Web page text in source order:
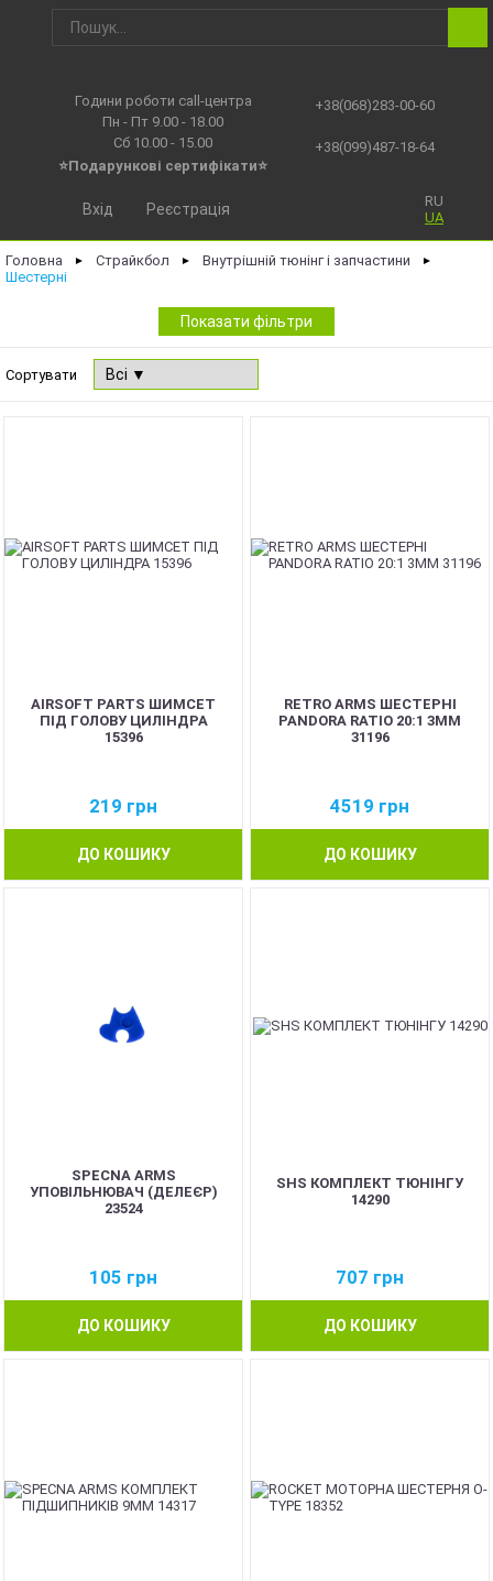
Години роботи call-центра
Пн - Пт 9.00 - 18.00
Сб 10.00 - 15.00
⭐Подарункові сертифікати⭐
+38(068)283-00-60
+38(099)487-18-64
RU
UA
Вхід Реєстрація
Головна ► Страйкбол ► Внутрішній тюнінг і запчастини ►
Шестерні
Показати фільтри
Сортувати
AIRSOFT PARTS ШИМСЕТ
ПІД ГОЛОВУ ЦИЛІНДРА
15396
219 грн
ДО КОШИКУ
RETRO ARMS ШЕСТЕРНІ
PANDORA RATIO 20:1 3MM
31196
4519 грн
ДО КОШИКУ
SPECNA ARMS
УПОВІЛЬНЮВАЧ (ДЕЛЕЄР)
23524
105 грн
ДО КОШИКУ
SHS КОМПЛЕКТ ТЮНІНГУ
14290
707 грн
ДО КОШИКУ